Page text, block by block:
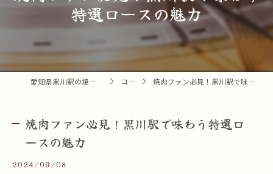
特選ロースの魅力
愛知県黒川駅の焼肉なら焼肉 牛炭 コラム 焼肉ファン必見！黒川駅で味わう特選ロースの魅力
焼肉ファン必見！黒川駅で味わう特選ロ
ースの魅力
2024/09/08